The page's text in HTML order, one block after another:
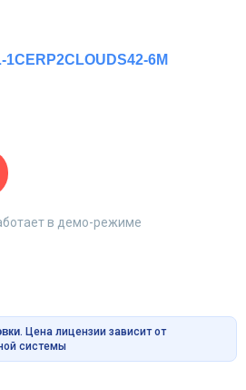
1CERP2CLOUDS42-6M
в демо-режиме
. Цена лицензии зависит от
системы